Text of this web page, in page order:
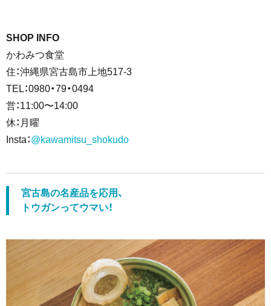
SHOP INFO
かわみつ食堂
住：沖縄県宮古島市上地517-3
TEL：0980・79・0494
営：11:00〜14:00
休：月曜
Insta：@kawamitsu_shokudo
宮古島の名産品を応用、
トウガンってウマい！